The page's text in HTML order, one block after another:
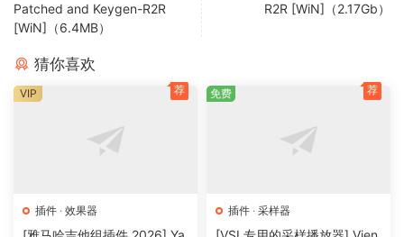
coreFX 门
coreFX 门可抑制背景噪音，如静电或串扰 – 让您享受不间断的
声学享受。门还可以通过精确设置阈值和衰减时间更谨慎地工
作。
coreFX 扩展器可作为压缩器的配套产品，让您获得出色的强化
得到改变。
Patched and Keygen-R2R
[WiN]（6.4MB）
R2R [WiN]（2.17Gb）
猜你喜欢
插件 · 效果器
VIP 荐
插件 · 采样器
免费 荐